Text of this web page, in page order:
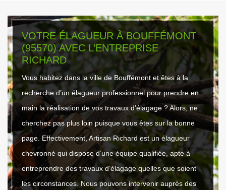
VOTRE ÉLAGUEUR À BOUFFÉMONT
(95570) AVEC L’ENTREPRISE
RICHARD
Vous habitez dans la ville de Bouffémont et êtes à la
recherche d’un élagueur professionnel pour prendre en
main la réalisation de vos travaux d’élagage ? Alors, ne
cherchez pas plus loin puisque vous êtes sur la bonne
page. Effectivement, Artisan Richard est un élagueur
chevronné qui dispose d’une équipe qualifiée, apte à
entreprendre des travaux d’élagage quelles que soient
les circonstances. Nous pouvons intervenir auprès des